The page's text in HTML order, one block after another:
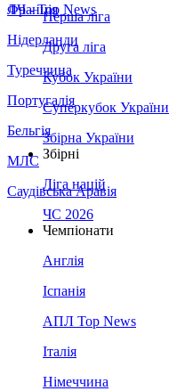
Франція
Нідерланди
Туреччина
Португалія
Бельгія
МЛС
Саудівська Аравія
ЛЧ - Top News
Перша ліга
Друга ліга
Кубок України
Суперкубок України
Збірна України
Збірні
Ліга націй
ЧС 2026
Чемпіонати
Англія
Іспанія
АПЛ Top News
Італія
Німеччина